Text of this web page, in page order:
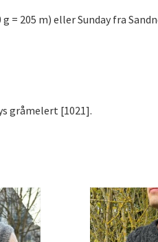
= 205 m) eller Sunday fra
gråmelert [1021].